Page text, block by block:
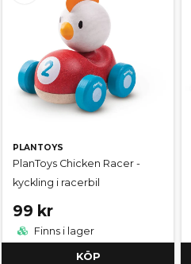
PLANTOYS
PlanToys Chicken Racer -
kyckling i racerbil
99 kr
Finns i lager
KÖP